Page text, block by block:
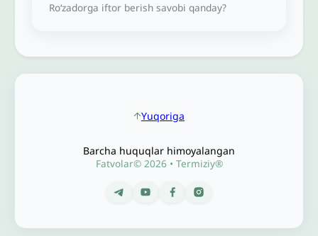
Roʻzadorga iftor berish savobi qanday?
Yuqoriga
Barcha huquqlar himoyalangan
Fatvolar© 2026 • Termiziy®